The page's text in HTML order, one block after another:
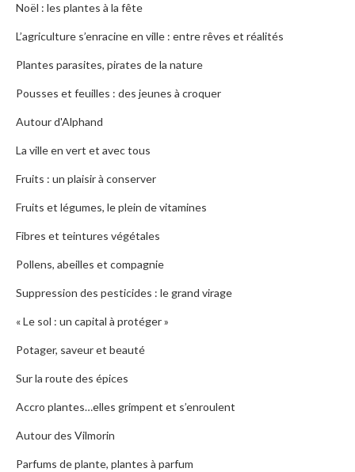
Noël : les plantes à la fête
L’agriculture s’enracine en ville : entre rêves et réalités
Plantes parasites, pirates de la nature
Pousses et feuilles : des jeunes à croquer
Autour d'Alphand
La ville en vert et avec tous
Fruits : un plaisir à conserver
Fruits et légumes, le plein de vitamines
Fibres et teintures végétales
Pollens, abeilles et compagnie
Suppression des pesticides : le grand virage
« Le sol : un capital à protéger »
Potager, saveur et beauté
Sur la route des épices
Accro plantes…elles grimpent et s’enroulent
Autour des Vilmorin
Parfums de plante, plantes à parfum